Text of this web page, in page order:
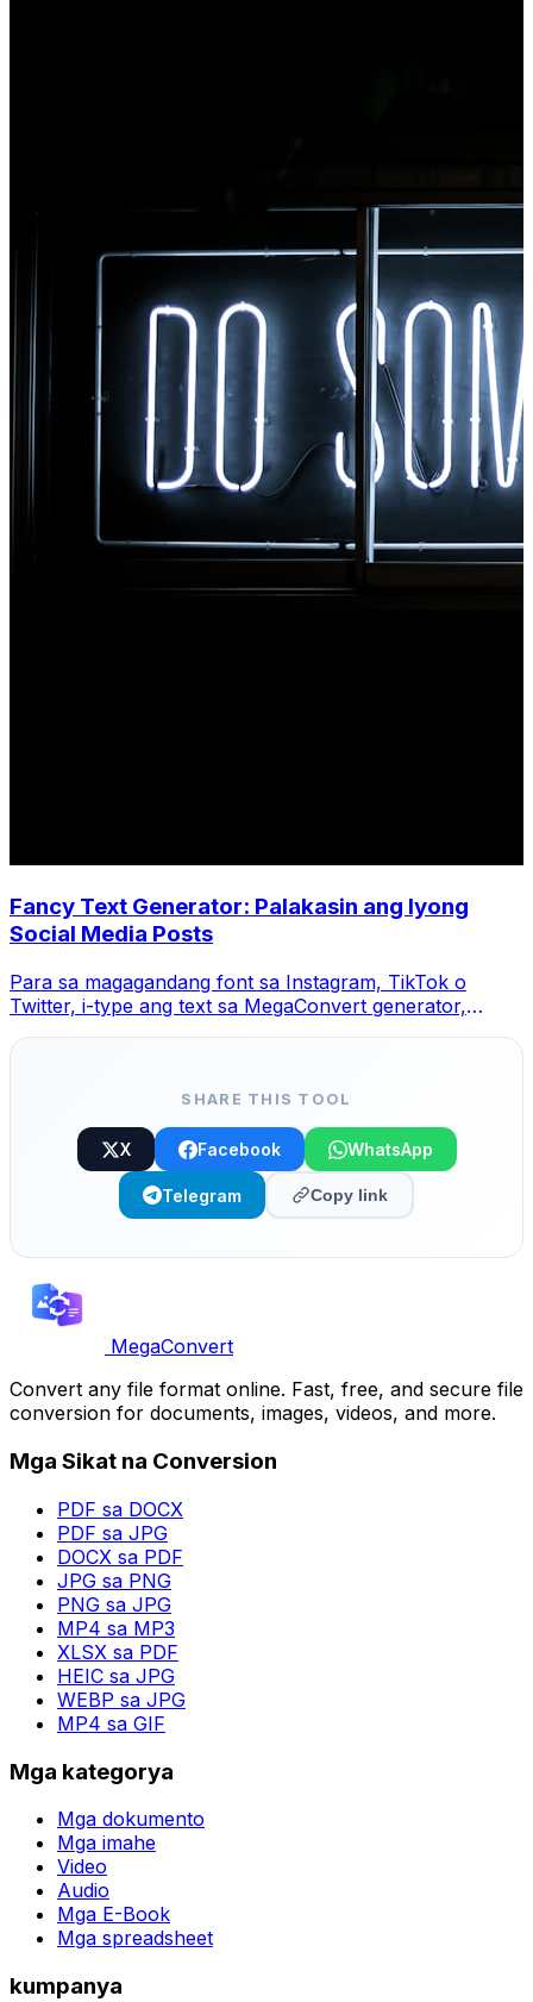
Fancy Text Generator: Palakasin ang Iyong
Social Media Posts
Para sa magagandang font sa Instagram, TikTok o
Twitter, i-type ang text sa MegaConvert generator,
SHARE THIS TOOL
X Facebook WhatsApp
Telegram Copy link
MegaConvert
Convert any file format online. Fast, free, and secure file
conversion for documents, images, videos, and more.
Mga Sikat na Conversion
PDF sa DOCX
PDF sa JPG
DOCX sa PDF
JPG sa PNG
PNG sa JPG
MP4 sa MP3
XLSX sa PDF
HEIC sa JPG
WEBP sa JPG
MP4 sa GIF
Mga kategorya
Mga dokumento
Mga imahe
Video
Audio
Mga E-Book
Mga spreadsheet
kumpanya